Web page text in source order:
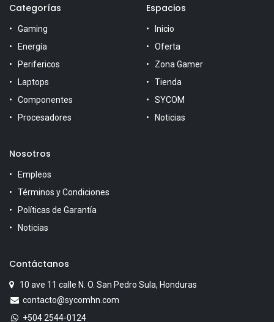
Categorías
Gaming
Energía
Perifericos
Laptops
Componentes
Procesadores
Espacios
Inicio
Oferta
Zona Gamer
Tienda
SYCOM
Noticias
Nosotros
Empleos
Términos y Condiciones
Políticas de Garantía
Noticias
Contáctanos
10 ave 11 calle N. O. San Pedro Sula, Honduras
contacto@sycomhn.com
+504 2544-0124